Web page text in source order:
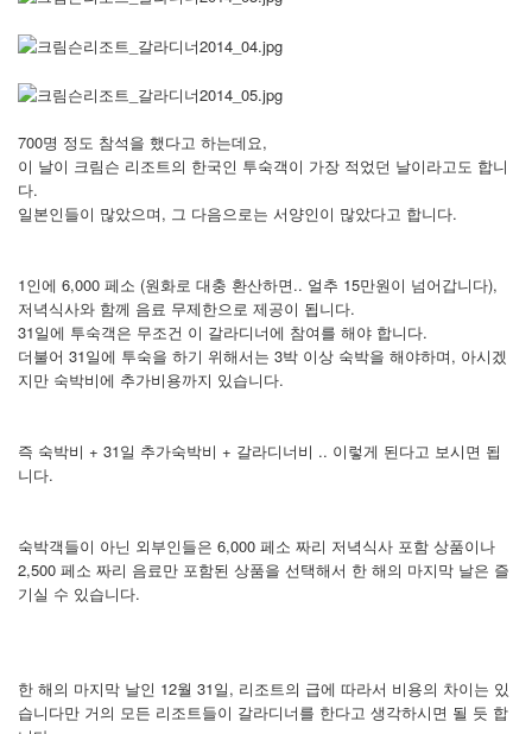
700명 정도 참석을 했다고 하는데요,
이 날이 크림슨 리조트의 한국인 투숙객이 가장 적었던 날이라고도 합니
다.
일본인들이 많았으며, 그 다음으로는 서양인이 많았다고 합니다.
1인에 6,000 페소 (원화로 대충 환산하면.. 얼추 15만원이 넘어갑니다),
저녁식사와 함께 음료 무제한으로 제공이 됩니다.
31일에 투숙객은 무조건 이 갈라디너에 참여를 해야 합니다.
더불어 31일에 투숙을 하기 위해서는 3박 이상 숙박을 해야하며, 아시겠
지만 숙박비에 추가비용까지 있습니다.
즉 숙박비 + 31일 추가숙박비 + 갈라디너비 .. 이렇게 된다고 보시면 됩
니다.
숙박객들이 아닌 외부인들은 6,000 페소 짜리 저녁식사 포함 상품이나
2,500 페소 짜리 음료만 포함된 상품을 선택해서 한 해의 마지막 날은 즐
기실 수 있습니다.
한 해의 마지막 날인 12월 31일, 리조트의 급에 따라서 비용의 차이는 있
습니다만 거의 모든 리조트들이 갈라디너를 한다고 생각하시면 될 듯 합